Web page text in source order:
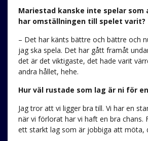
Mariestad kanske inte spelar som
har omställningen till spelet varit?
– Det har känts bättre och bättre och
jag ska spela. Det har gått framåt
det är det viktigaste, det hade varit
andra hållet, hehe.
Hur väl rustade som lag är ni för
Jag tror att vi ligger bra till. Vi har en
när vi förlorat har vi haft en bra chans.
ett starkt lag som är jobbiga att möta,